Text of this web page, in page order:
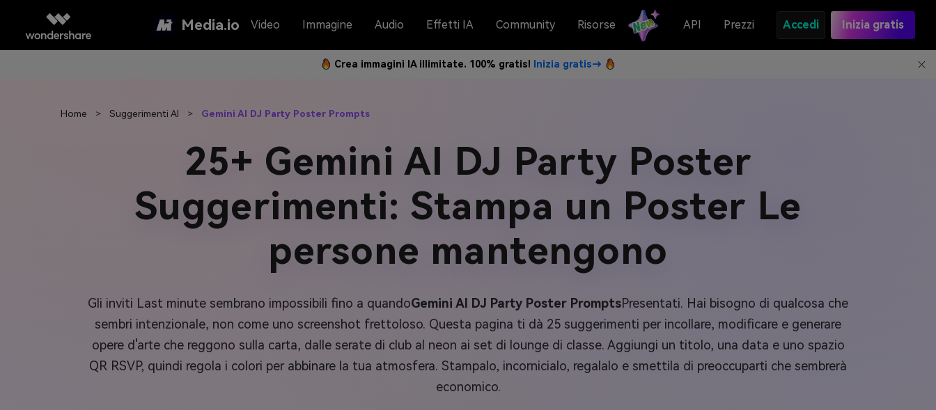
Media.io Video Immagine Audio Effetti IA Community Risorse API Prezzi Accedi Inizia gratis
Crea immagini IA illimitate. 100% gratis! Inizia gratis→
Home > Suggerimenti AI > Gemini AI DJ Party Poster Prompts
25+ Gemini AI DJ Party Poster
Suggerimenti: Stampa un Poster Le
persone mantengono
Gli inviti Last minute sembrano impossibili fino a quandoGemini AI DJ Party Poster PromptsPresentati. Hai bisogno di qualcosa che
sembri intenzionale, non come uno screenshot frettoloso. Questa pagina ti dà 25 suggerimenti per incollare, modificare e generare
opere d'arte che reggono sulla carta, dalle serate di club al neon ai set di lounge di classe. Aggiungi un titolo, una data e uno spazio
QR RSVP, quindi regola i colori per abbinare la tua atmosfera. Stampalo, incornicialo, regalalo e smettila di preoccuparti che sembrerà
economico.